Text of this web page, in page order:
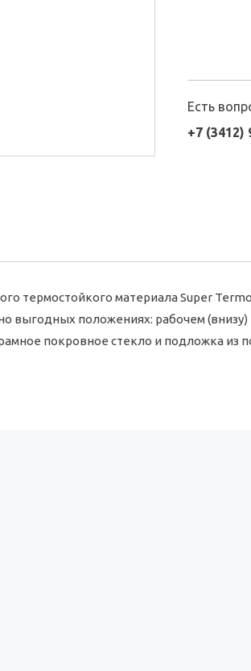
Есть
+7 (3412)
термостойкого материала Super
выгодных положениях: рабочем
покровное стекло и подложка